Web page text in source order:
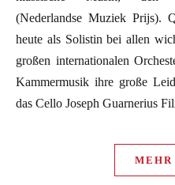
(Nederlandse Muziek Prijs).
heute als Solistin bei allen
großen internationalen
Kammermusik ihre große
das Cello Joseph Guarnerius
MEHR